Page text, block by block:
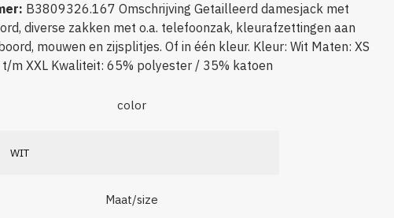
: B3809326.167 Omschrijving Getailleerd damesjack met
diverse zakken met o.a. telefoonzak, kleurafzettingen aan
mouwen en zijsplitjes. Of in één kleur. Kleur: Wit Maten: XS
t/m XXL Kwaliteit: 65% polyester / 35% katoen
color
Maat/size